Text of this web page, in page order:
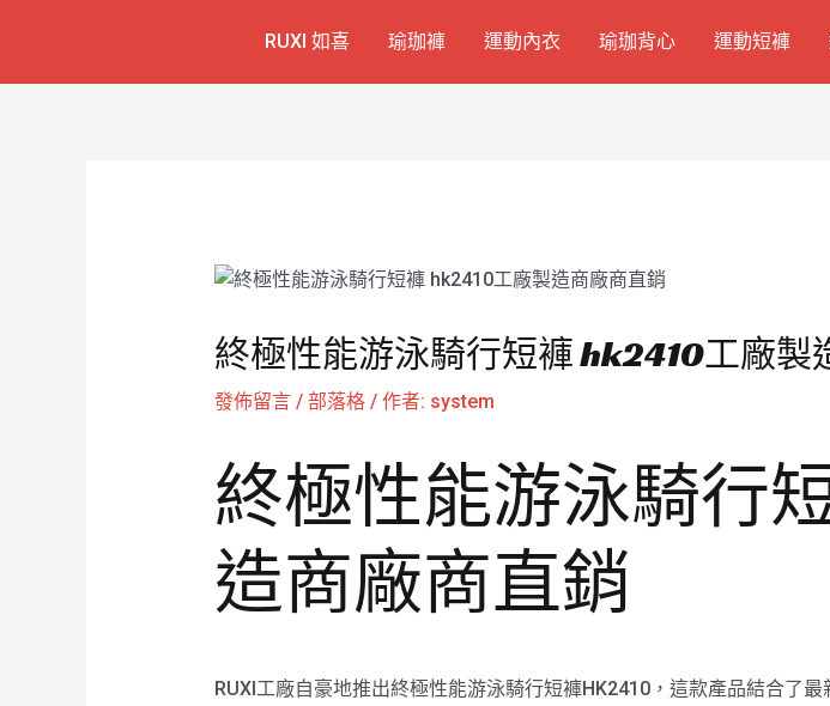
RUXI 如喜 瑜珈褲 運動內衣 瑜珈背心 運動短褲
終極性能游泳騎行短褲 hk2410工廠製
發佈留言 / 部落格/ 作者: system
終極性能游泳騎行
造商廠商直銷
RUXI工廠自豪地推出終極性能游泳騎行短褲HK2410，這款產品結合了